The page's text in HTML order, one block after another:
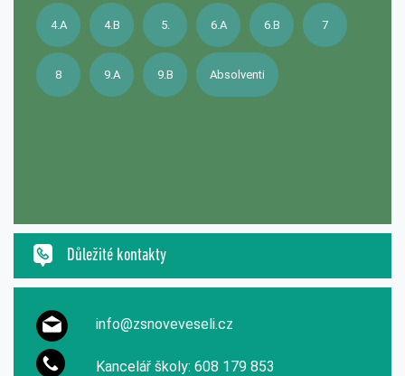
4.A 4.B 5. 6.A 6.B 7
8 9.A 9.B Absolventi
Důležité kontakty
info@zsnoveveseli.cz
Kancelář školy: 608 179 853